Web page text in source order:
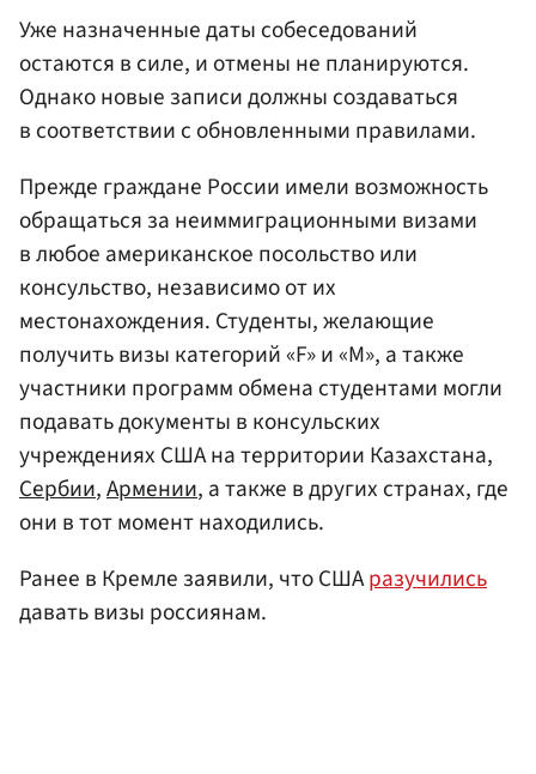
Уже назначенные даты собеседований
остаются в силе, и отмены не планируются.
Однако новые записи должны создаваться
в соответствии с обновленными правилами.
Прежде граждане России имели возможность
обращаться за неиммиграционными визами
в любое американское посольство или
консульство, независимо от их
местонахождения. Студенты, желающие
получить визы категорий «F» и «M», а также
участники программ обмена студентами могли
подавать документы в консульских
учреждениях США на территории Казахстана,
Сербии,Армении, а также в других странах, где
они в тот момент находились.
Ранее в Кремле заявили, что СШАразучились
давать визы россиянам.